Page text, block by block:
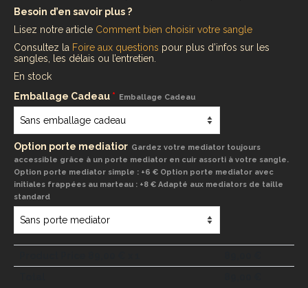
Besoin d’en savoir plus ?
Lisez notre article Comment bien choisir votre sangle
Consultez la Foire aux questions pour plus d’infos sur les
sangles, les délais ou l’entretien.
En stock
Emballage Cadeau * Emballage Cadeau
Option porte mediatior Gardez votre mediator toujours
accessible grâce à un porte mediator en cuir assorti à votre sangle.
Option porte mediator simple : +6 € Option porte mediator avec
initiales frappées au marteau : +8 € Adapté aux mediators de taille
standard